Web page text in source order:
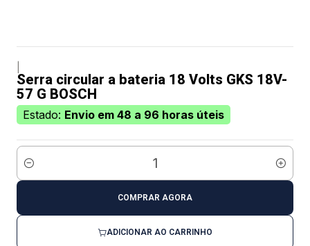
Serra circular a bateria 18 Volts GKS 18V-
57 G BOSCH
Estado: Envio em 48 a 96 horas úteis
Quantidade
ADICIONAR AO CARRINHO
COMPRAR AGORA